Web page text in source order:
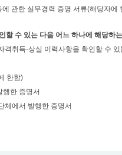
관한 실무경력 증명 서류(해당자에
할 수 있는 다음 어느 하나에 해당하
취득·상실 이력사항을 확인할 수
한함)
행한 증명서
체에서 발행한 증명서